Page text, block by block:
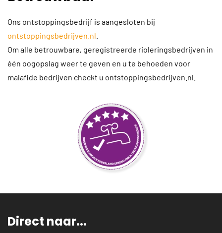
Ons ontstoppingsbedrijf is aangesloten bij
ontstoppingsbedrijven.nl
Om alle betrouwbare, geregistreerde rioleringsbedrijven in
één oogopslag weer te geven en u te behoeden voor
malafide bedrijven checkt u ontstoppingsbedrijven.nl.
Direct naar...